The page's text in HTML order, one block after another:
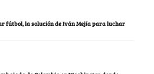
fútbol, la solución de Iván Mejía para luchar